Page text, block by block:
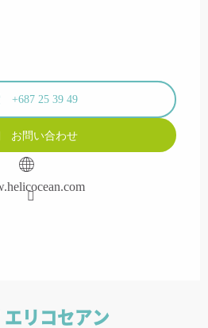
+687 25 39 49
お問い合わせ
リコセアン